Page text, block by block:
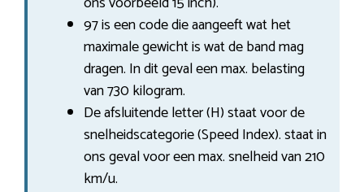
97 is een code die aangeeft wat het
maximale gewicht is wat de band mag
dragen. In dit geval een max. belasting
van 730 kilogram.
De afsluitende letter (H) staat voor de
snelheidscategorie (Speed Index). staat in
ons geval voor een max. snelheid van 210
km/u.